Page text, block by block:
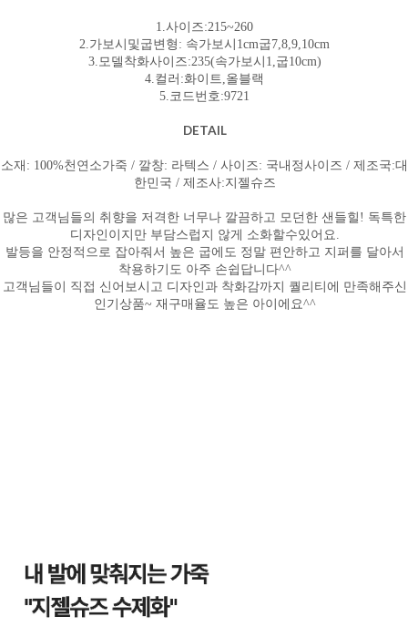
1.사이즈:215~260
2.가보시및굽변형: 속가보시1cm굽7,8,9,10cm
3.모델착화사이즈:235(속가보시1,굽10cm)
4.컬러:화이트,올블랙
5.코드번호:9721
DETAIL
소재: 100%천연소가죽 / 깔창: 라텍스 / 사이즈: 국내정사이즈 / 제조국:대
한민국 / 제조사:지젤슈즈
많은 고객님들의 취향을 저격한 너무나 깔끔하고 모던한 샌들힐! 독특한
디자인이지만 부담스럽지 않게 소화할수있어요.
발등을 안정적으로 잡아줘서 높은 굽에도 정말 편안하고 지퍼를 달아서
착용하기도 아주 손쉽답니다^^
고객님들이 직접 신어보시고 디자인과 착화감까지 퀄리티에 만족해주신
인기상품~ 재구매율도 높은 아이에요^^